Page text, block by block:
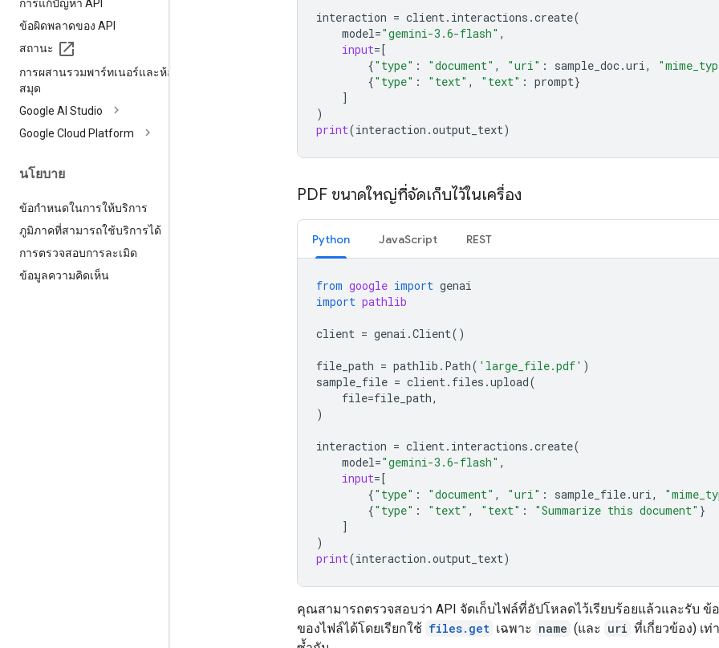
การแก้ปัญหา API
ข้อผิดพลาดของ API
สถานะ
การผสานรวมพาร์ทเนอร์และห้อง
สมุด
Google AI Studio
Google Cloud Platform
นโยบาย
ข้อกำหนดในการให้บริการ
ภูมิภาคที่สามารถใช้บริการได้
การตรวจสอบการละเมิด
ข้อมูลความคิดเห็น
interaction = client. interactions .create(
model="gemini-3.6-flash" ,
input=[
{"type" : "document" , "uri" : sample_doc.uri,
{"type" : "text" , "text" : prompt}
]
)
print(interaction .output_text)
PDF ขนาดใหญ่ที่จัดเก็บไว้ในเครื่อง
Python JavaScript REST
from google import genai
import pathlib
client = genai .Client()
file_path = pathlib . Path( 'large_file.pdf' )
sample_file = client. files .upload(
file=file_path,
)
interaction = client. interactions .create(
model="gemini-3.6-flash" ,
input=[
{"type" : "document" , "uri" : sample_file.uri,
{"type" : "text" , "text" : "Summarize this document" }
]
)
print(interaction .output_text)
คุณสามารถตรวจสอบว่า API จัดเก็บไฟล์ที่อัปโหลดไว้เรียบร้อยแล้วและรับ ข้
ของไฟล์ได้โดยเรียกใช้ files.get เฉพาะ name (และ uri ที่เกี่ยวข้อง) เ